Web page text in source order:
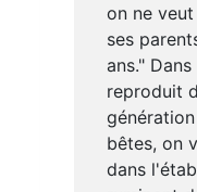
on ne
ses
ans."
reproduit
bêtes, on
dans